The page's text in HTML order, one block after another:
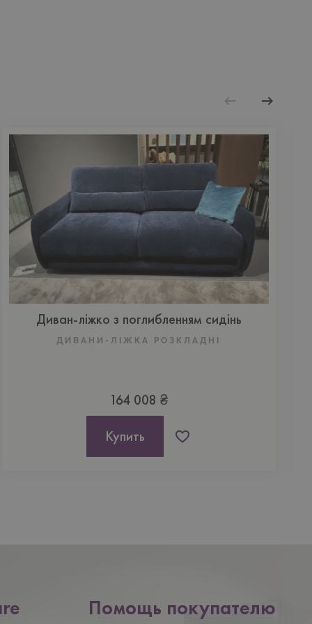
Диван-ліжко з поглибленням сидінь
ДИВАНИ-ЛІЖКА РОЗКЛАДНІ
164 008 ₴
Купить
Помощь покупателю